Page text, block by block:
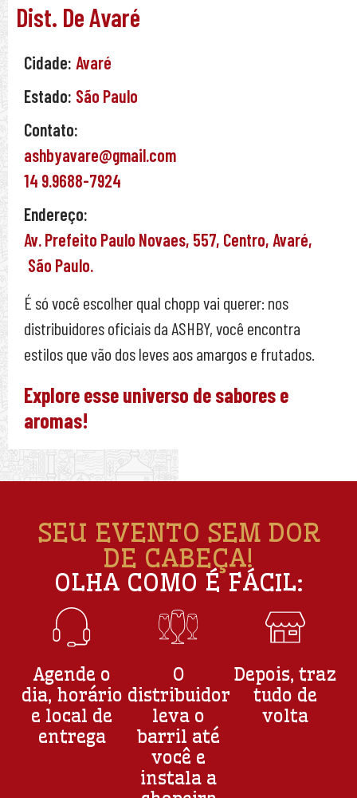
Dist. De Avaré
Cidade: Avaré
Estado: São Paulo
Contato:
ashbyavare@gmail.com
14 9.9688-7924
Endereço:
Av. Prefeito Paulo Novaes, 557, Centro, Avaré,
São Paulo.
É só você escolher qual chopp vai querer: nos
distribuidores oficiais da ASHBY, você encontra
estilos que vão dos leves aos amargos e frutados.
Explore esse universo de sabores e
aromas!
SEU EVENTO SEM DOR
DE CABEÇA!
OLHA COMO É FÁCIL:
Agende o
dia, horário
e local de
entrega
O
distribuidor
leva o
barril até
você e
instala a
Depois, traz
tudo de
volta